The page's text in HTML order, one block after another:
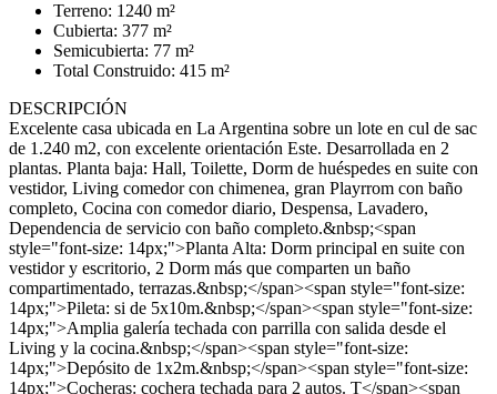
Terreno: 1240 m²
Cubierta: 377 m²
Semicubierta: 77 m²
Total Construido: 415 m²
DESCRIPCIÓN
Excelente casa ubicada en La Argentina sobre un lote en cul de sac
de 1.240 m2, con excelente orientación Este. Desarrollada en 2
plantas. Planta baja: Hall, Toilette, Dorm de huéspedes en suite con
vestidor, Living comedor con chimenea, gran Playrrom con baño
completo, Cocina con comedor diario, Despensa, Lavadero,
Dependencia de servicio con baño completo.&nbsp;<span
style="font-size: 14px;">Planta Alta: Dorm principal en suite con
vestidor y escritorio, 2 Dorm más que comparten un baño
compartimentado, terrazas.&nbsp;</span><span style="font-size:
14px;">Pileta: si de 5x10m.&nbsp;</span><span style="font-size:
14px;">Amplia galería techada con parrilla con salida desde el
Living y la cocina.&nbsp;</span><span style="font-size:
14px;">Depósito de 1x2m.&nbsp;</span><span style="font-size:
14px;">Cocheras: cochera techada para 2 autos. T</span><span